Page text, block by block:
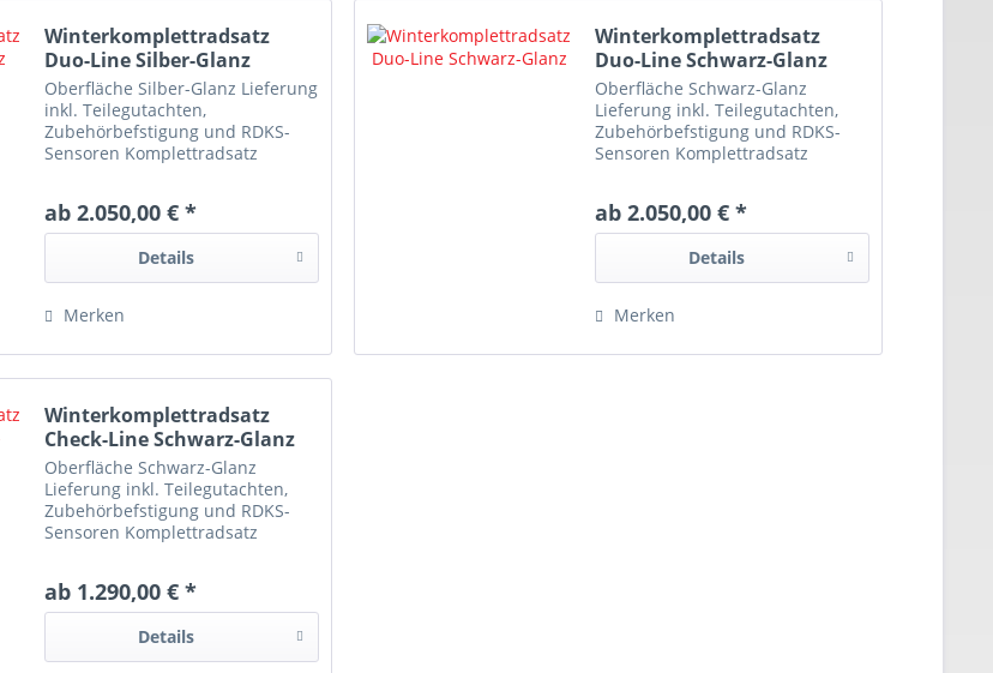
Winterkomplettradsatz
Duo-Line Silber-Glanz
Oberfläche Silber-Glanz Lieferung
inkl. Teilegutachten,
Zubehörbefstigung und RDKS-
Sensoren Komplettradsatz
235/50R19 (98V) Hankook W340
8,5x18 235/50R19 (98V) Michelin
ab 2.050,00 € *
Details
Merken
Winterkomplettradsatz
Duo-Line Schwarz-Glanz
Oberfläche Schwarz-Glanz
Lieferung inkl. Teilegutachten,
Zubehörbefstigung und RDKS-
Sensoren Komplettradsatz
235/50R19 (98V) Hankook W340
8,5x18 235/50R19 (98V) Michelin
ab 2.050,00 € *
Details
Merken
Winterkomplettradsatz
Check-Line Schwarz-Glanz
Oberfläche Schwarz-Glanz
Lieferung inkl. Teilegutachten,
Zubehörbefstigung und RDKS-
Sensoren Komplettradsatz
225/55R18 (98V) Nexen Winguard
Sport 2 7,5x18 225/55R18 (98V)
Yokohama V906...
ab 1.290,00 € *
Details